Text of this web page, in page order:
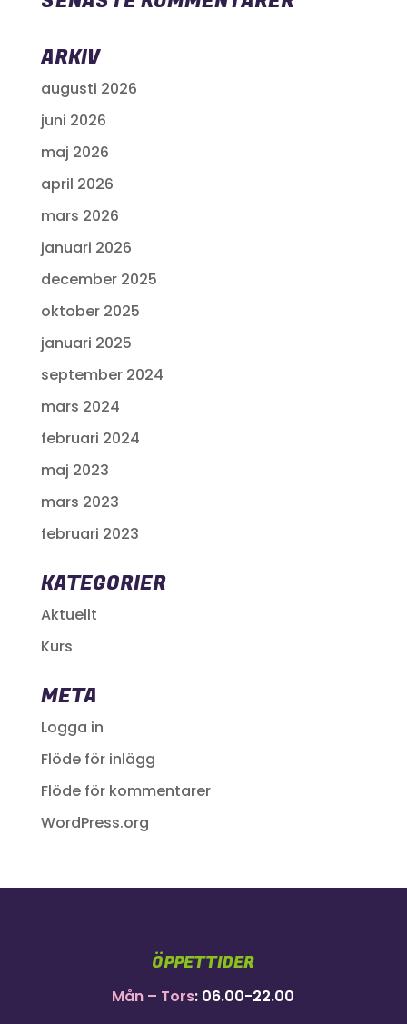
ARKIV
augusti 2026
juni 2026
maj 2026
april 2026
mars 2026
januari 2026
december 2025
oktober 2025
januari 2025
september 2024
mars 2024
februari 2024
maj 2023
mars 2023
februari 2023
KATEGORIER
Aktuellt
Kurs
META
Logga in
Flöde för inlägg
Flöde för kommentarer
WordPress.org
ÖPPETTIDER
Mån – Tors: 06.00-22.00